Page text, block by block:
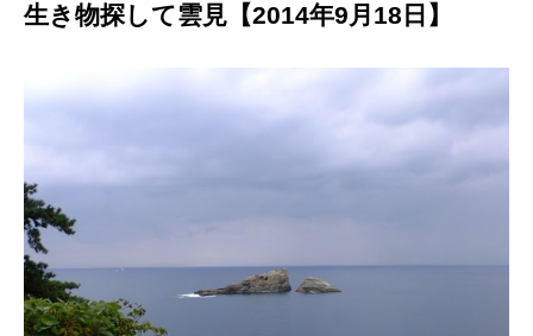
生き物探して雲見【2014年9月18日】